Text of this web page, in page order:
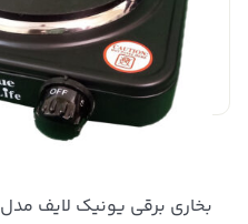
بخاری برقی یونیک لایف مدل UL-2411 تکی